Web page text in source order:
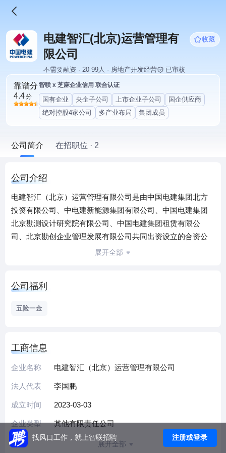
电建智汇(北京)运营管理有
限公司
收藏
不需要融资 · 20-99人 · 房地产开发经营 已审核
靠谱分
4.4分
智联 x 芝麻企业信用 联合认证
国有企业 央企子公司 上市企业子公司
国企供应商
绝对控股4家公司
多产业布局 集团成员
公司简介 在招职位 · 2
公司介绍
电建智汇（北京）运营管理有限公司是由中国电建集团北方
投资有限公司、中电建新能源集团有限公司、中国电建集团
北京勘测设计研究院有限公司、中国电建集团租赁有限公
司、北京勘创企业管理发展有限公司共同出资设立的合资公
司。公司成立于2023年3月3日，位于北京市大兴区，公司的
值。
展开全部
公司福利
五险一金
工商信息
企业名称 电建智汇（北京）运营管理有限公司
法人代表 李国鹏
成立时间 2023-03-03
企业类型 其他有限责任公司
展开全部
找风口工作，就上智联招聘 注册或登录